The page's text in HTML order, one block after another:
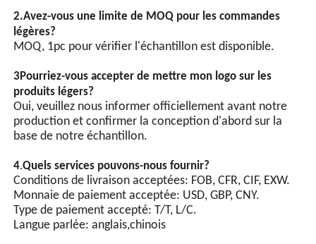
50
M50 par
22 32 19 40
63
M63 par
31 44 19 53
75
M75 par
1.5
43 56 19 53
2.Avez-vous une limite de MOQ pour les commandes
légères?
MOQ, 1pc pour vérifier l'échantillon est disponible.
3Pourriez-vous accepter de mettre mon logo sur les
produits légers?
Oui, veuillez nous informer officiellement avant notre
production et confirmer la conception d'abord sur la
base de notre échantillon.
4.Quels services pouvons-nous fournir?
Conditions de livraison acceptées: FOB, CFR, CIF, EXW.
Monnaie de paiement acceptée: USD, GBP, CNY.
Type de paiement accepté: T/T, L/C.
Langue parlée: anglais,chinois